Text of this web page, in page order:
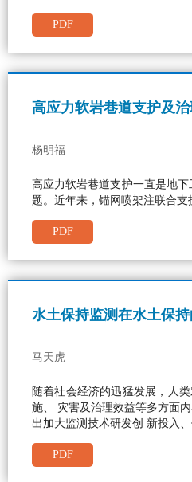
PDF
高应力软岩巷道支护及
杨明福
高应力软岩巷道支护一直是地
题。近年来，锚网喷架注联合
PDF
水土保持监测在水土保
马天虎
随着社会经济的迅猛发展，人
施、 灾害及治理效益等多方面
出加大监测技术研发创 新投入
PDF